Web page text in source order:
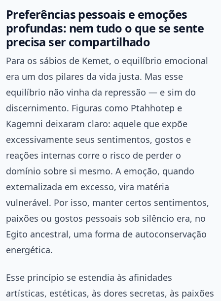
Preferências pessoais e emoções
profundas: nem tudo o que se sente
precisa ser compartilhado
Para os sábios de Kemet, o equilíbrio emocional
era um dos pilares da vida justa. Mas esse
equilíbrio não vinha da repressão — e sim do
discernimento. Figuras como Ptahhotep e
Kagemni deixaram claro: aquele que expõe
excessivamente seus sentimentos, gostos e
reações internas corre o risco de perder o
domínio sobre si mesmo. A emoção, quando
externalizada em excesso, vira matéria
vulnerável. Por isso, manter certos sentimentos,
paixões ou gostos pessoais sob silêncio era, no
Egito ancestral, uma forma de autoconservação
energética.
Esse princípio se estendia às afinidades
artísticas, estéticas, às dores secretas, às paixões